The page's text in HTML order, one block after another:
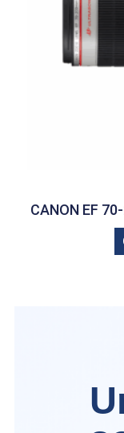
CANON EF